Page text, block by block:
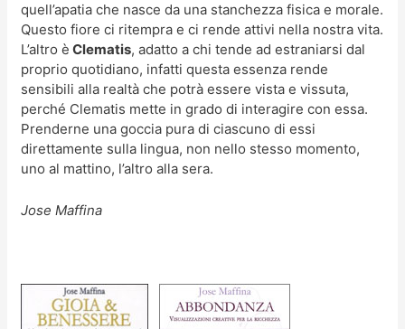
quell’apatia che nasce da una stanchezza fisica e morale.
Questo fiore ci ritempra e ci rende attivi nella nostra vita.
L’altro è Clematis, adatto a chi tende ad estraniarsi dal
proprio quotidiano, infatti questa essenza rende
sensibili alla realtà che potrà essere vista e vissuta,
perché Clematis mette in grado di interagire con essa.
Prenderne una goccia pura di ciascuno di essi
direttamente sulla lingua, non nello stesso momento,
uno al mattino, l’altro alla sera.
Jose Maffina